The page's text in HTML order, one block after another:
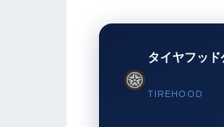
タイヤフッド
TIREHOOD